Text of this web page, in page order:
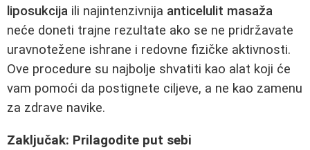
liposukcija ili najintenzivnija anticelulit masaža
neće doneti trajne rezultate ako se ne pridržavate
uravnotežene ishrane i redovne fizičke aktivnosti.
Ove procedure su najbolje shvatiti kao alat koji će
vam pomoći da postignete ciljeve, a ne kao zamenu
za zdrave navike.
Zaključak: Prilagodite put sebi